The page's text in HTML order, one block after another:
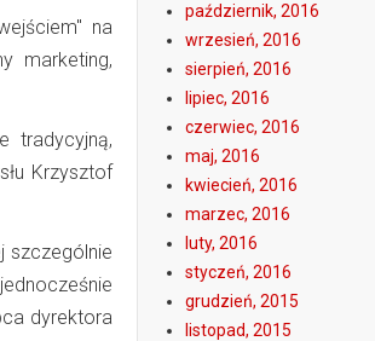
na
marketing,
tradycyjną,
Krzysztof
szczególnie
dyrektora
październik, 2016
wrzesień, 2016
sierpień, 2016
lipiec, 2016
czerwiec, 2016
maj, 2016
kwiecień, 2016
marzec, 2016
luty, 2016
styczeń, 2016
grudzień, 2015
listopad, 2015